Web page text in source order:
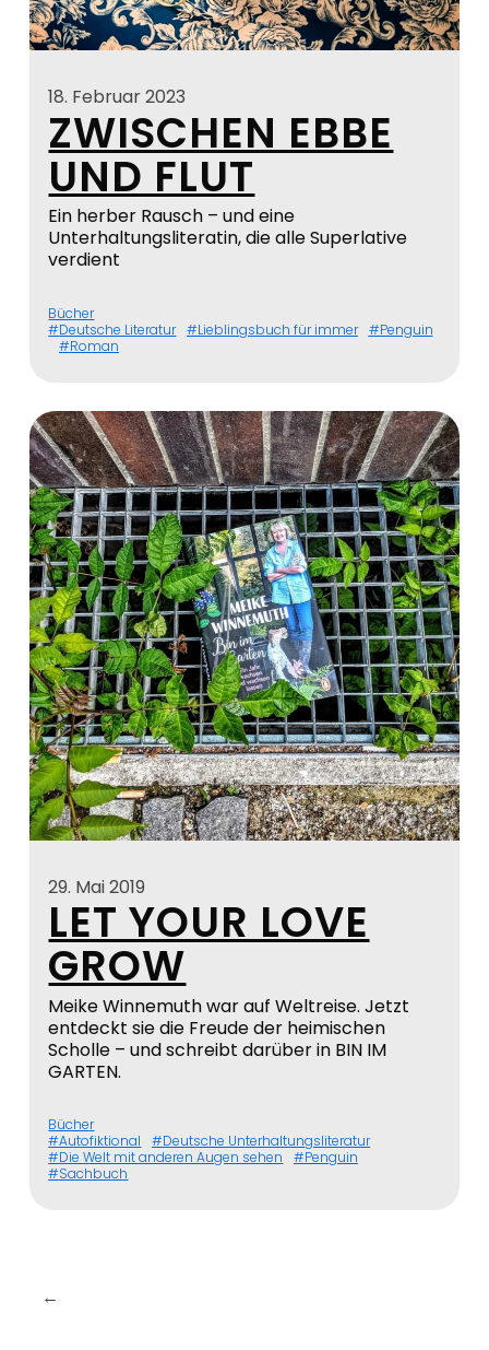
18. Februar 2023
ZWISCHEN EBBE
UND FLUT
Ein herber Rausch – und eine
Unterhaltungsliteratin, die alle Superlative
verdient
Bücher
Deutsche Literatur
Lieblingsbuch für immer
Penguin
Roman
29. Mai 2019
LET YOUR LOVE
GROW
Meike Winnemuth war auf Weltreise. Jetzt
entdeckt sie die Freude der heimischen
Scholle – und schreibt darüber in BIN IM
GARTEN.
Bücher
Autofiktional
Deutsche Unterhaltungsliteratur
Die Welt mit anderen Augen sehen
Penguin
Sachbuch
←